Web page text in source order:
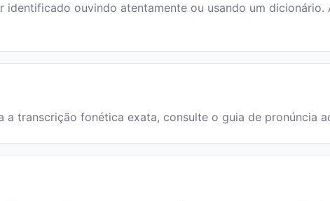
identificado ouvindo atentamente ou usando um
a transcrição fonética exata, consulte o guia de pronúncia